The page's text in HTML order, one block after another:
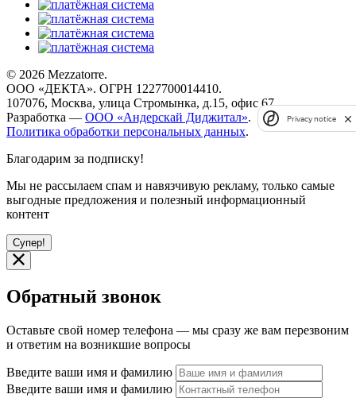
© 2026 Mezzatorre.
ООО «ДЕКТА». ОГРН 1227700014410.
107076, Москва, улица Стромынка, д.15, офис 67.
Разработка — ООО «Андерскай Диджитал».
Политика обработки персональных данных.
Благодарим за подписку!
Мы не рассылаем спам и навязчивую рекламу, только самые
выгодные предложения и полезный информационный
контент
Супер!
Обратный звонок
Оставьте свой номер телефона — мы сразу же вам перезвоним
и ответим на возникшие вопросы
Введите ваши имя и фамилию
Введите ваши имя и фамилию
Privacy notice